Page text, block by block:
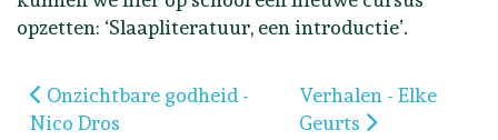
opzetten: ‘Slaapliteratuur, een introductie’.
Vorig artikel: Onzichtbare godheid - Nico Dros
Onzichtbare godheid -
Nico Dros
Volgende artikel:
Verhalen - Elke
Geurts